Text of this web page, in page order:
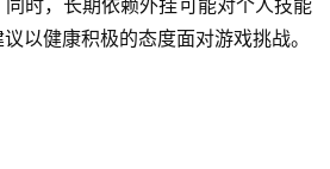
时，长期依赖外挂可能对个人技能
以健康积极的态度面对游戏挑战。